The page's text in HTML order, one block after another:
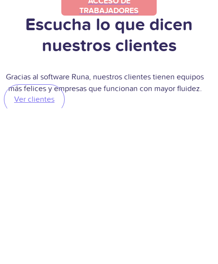
TRABAJADORES
Escucha lo que dicen
nuestros clientes
Gracias al software Runa, nuestros clientes tienen equipos
más felices y empresas que funcionan con mayor fluidez.
Ver clientes